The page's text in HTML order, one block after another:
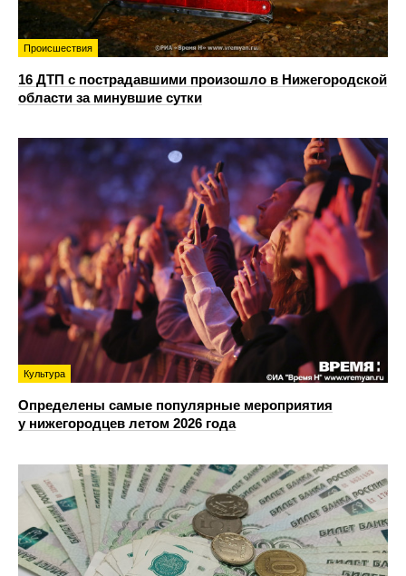
Происшествия
16 ДТП с пострадавшими произошло в Нижегородской
области за минувшие сутки
Культура
Определены самые популярные мероприятия
у нижегородцев летом 2026 года